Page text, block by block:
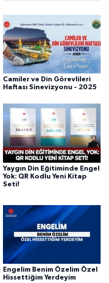
Camiler ve Din Görevlileri
Haftası Sinevizyonu - 2025
Yaygın Din Eğitiminde Engel
Yok: QR Kodlu Yeni Kitap
Seti!
Engelim Benim Özelim Özel
Hissettiğim Yerdeyim